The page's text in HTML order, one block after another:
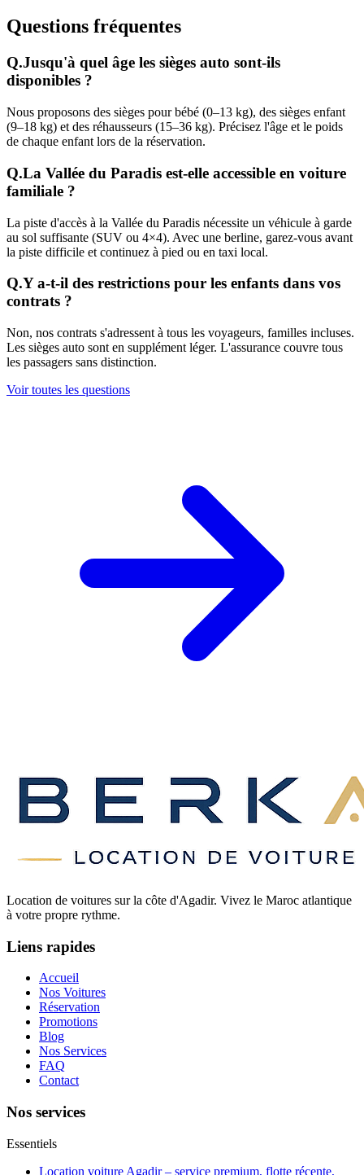
Questions fréquentes
Q.Jusqu'à quel âge les sièges auto sont-ils
disponibles ?
Nous proposons des sièges pour bébé (0–13 kg), des sièges enfant
(9–18 kg) et des réhausseurs (15–36 kg). Précisez l'âge et le poids
de chaque enfant lors de la réservation.
Q.La Vallée du Paradis est-elle accessible en voiture
familiale ?
La piste d'accès à la Vallée du Paradis nécessite un véhicule à garde
au sol suffisante (SUV ou 4×4). Avec une berline, garez-vous avant
la piste difficile et continuez à pied ou en taxi local.
Q.Y a-t-il des restrictions pour les enfants dans vos
contrats ?
Non, nos contrats s'adressent à tous les voyageurs, familles incluses.
Les sièges auto sont en supplément léger. L'assurance couvre tous
les passagers sans distinction.
Voir toutes les questions
Location de voitures sur la côte d'Agadir. Vivez le Maroc atlantique
à votre propre rythme.
Liens rapides
Accueil
Nos Voitures
Réservation
Promotions
Blog
Nos Services
FAQ
Contact
Nos services
Essentiels
Location voiture Agadir – service premium, flotte récente,